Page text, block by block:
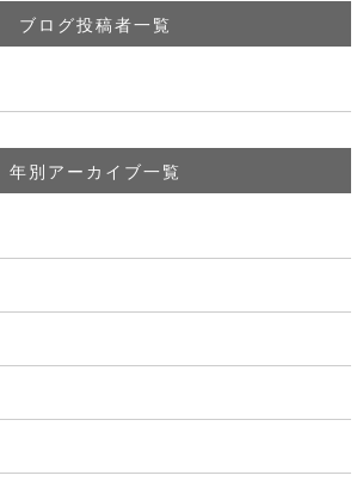
ブログ投稿者一覧
年別アーカイブ一覧